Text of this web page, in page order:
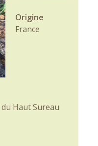
Origine
France
Haut Sureau